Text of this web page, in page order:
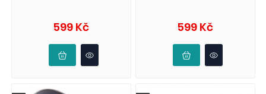
599 KčCena 599 KčCena